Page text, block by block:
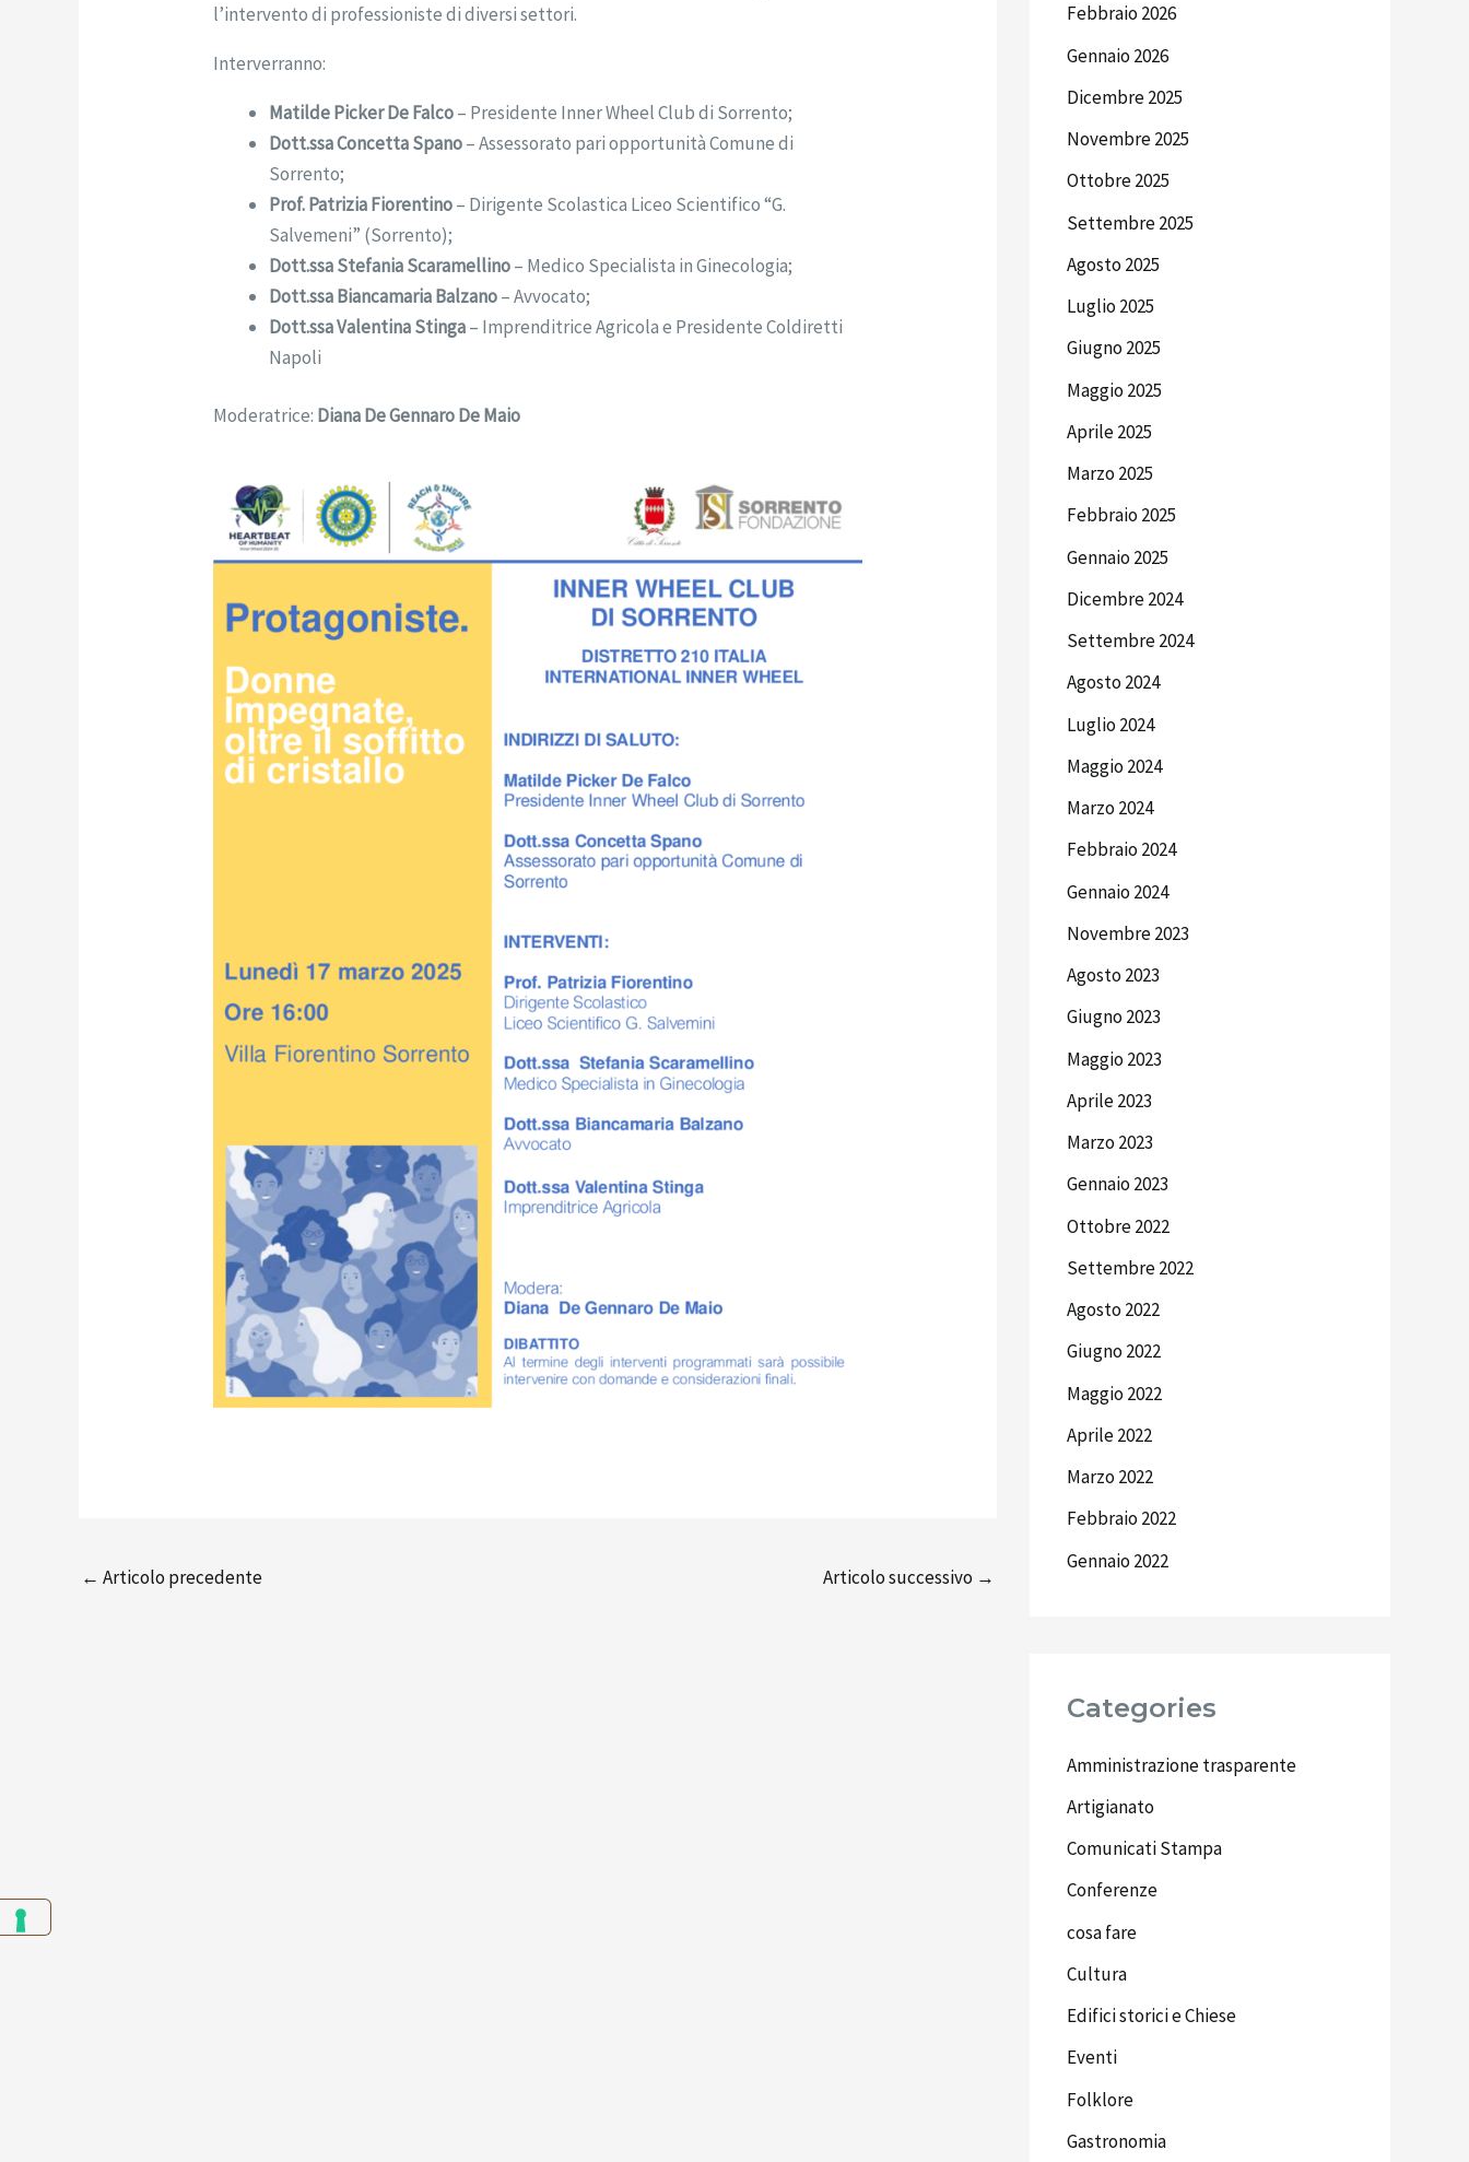
l’intervento di professioniste di diversi settori.
Interverranno:
Matilde Picker De Falco– Presidente Inner Wheel Club di Sorrento;
Dott.ssa Concetta Spano– Assessorato pari opportunità Comune di
Sorrento;
Prof. Patrizia Fiorentino– Dirigente Scolastica Liceo Scientifico “G.
Salvemeni” (Sorrento);
Dott.ssa Stefania Scaramellino– Medico Specialista in Ginecologia;
Dott.ssa Biancamaria Balzano– Avvocato;
Dott.ssa Valentina Stinga– Imprenditrice Agricola e Presidente Coldiretti
Napoli
Moderatrice: Diana De Gennaro De Maio
← Articolo precedente Articolo successivo →
Febbraio 2026
Gennaio 2026
Dicembre 2025
Novembre 2025
Ottobre 2025
Settembre 2025
Agosto 2025
Luglio 2025
Giugno 2025
Maggio 2025
Aprile 2025
Marzo 2025
Febbraio 2025
Gennaio 2025
Dicembre 2024
Settembre 2024
Agosto 2024
Luglio 2024
Maggio 2024
Marzo 2024
Febbraio 2024
Gennaio 2024
Novembre 2023
Agosto 2023
Giugno 2023
Maggio 2023
Aprile 2023
Marzo 2023
Gennaio 2023
Ottobre 2022
Settembre 2022
Agosto 2022
Giugno 2022
Maggio 2022
Aprile 2022
Marzo 2022
Febbraio 2022
Gennaio 2022
Categories
Amministrazione trasparente
Artigianato
Comunicati Stampa
Conferenze
cosa fare
Cultura
Edifici storici e Chiese
Eventi
Folklore
Gastronomia